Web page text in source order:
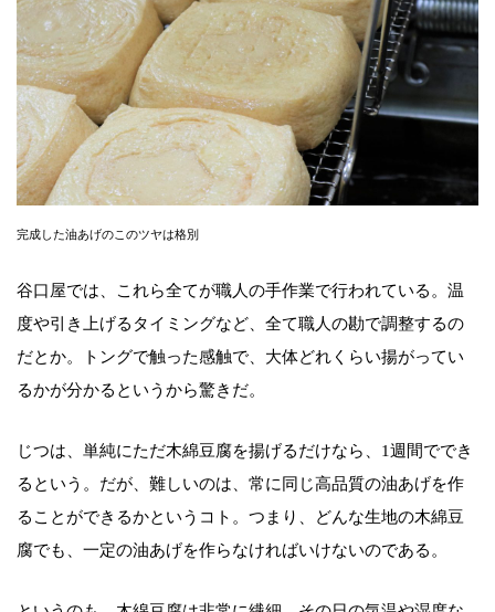
完成した油あげのこのツヤは格別
谷口屋では、これら全てが職人の手作業で行われている。温
度や引き上げるタイミングなど、全て職人の勘で調整するの
だとか。トングで触った感触で、大体どれくらい揚がってい
るかが分かるというから驚きだ。
じつは、単純にただ木綿豆腐を揚げるだけなら、1週間ででき
るという。だが、難しいのは、常に同じ高品質の油あげを作
ることができるかというコト。つまり、どんな生地の木綿豆
腐でも、一定の油あげを作らなければいけないのである。